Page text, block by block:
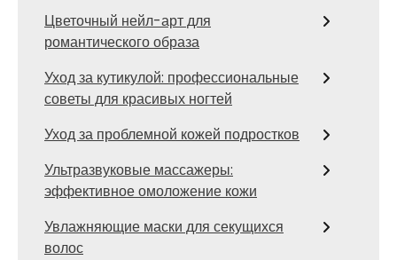
Цветочный нейл-арт для
романтического образа
Уход за кутикулой: профессиональные
советы для красивых ногтей
Уход за проблемной кожей подростков
Ультразвуковые массажеры:
эффективное омоложение кожи
Увлажняющие маски для секущихся
волос